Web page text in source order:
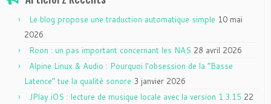
Le blog propose une traduction automatique simple 10 mai
2026
Roon : un pas important concernant les NAS 28 avril 2026
Alpine Linux & Audio : Pourquoi l’obsession de la “Basse
Latence” tue la qualité sonore 3 janvier 2026
JPlay iOS : lecture de musique locale avec la version 1.3.15 22